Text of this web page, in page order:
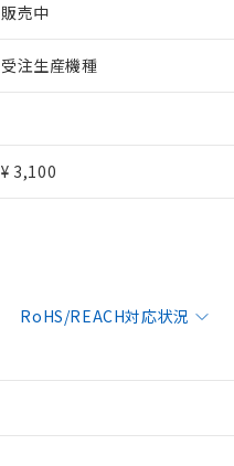
販売中
受注生産機種
¥ 3,100
RoHS/REACH対応状況